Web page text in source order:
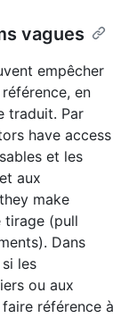
vagues
empêcher
en
traduit. Par
have access
et les
aux
make
tirage (pull
Dans
les
ou aux
référence à